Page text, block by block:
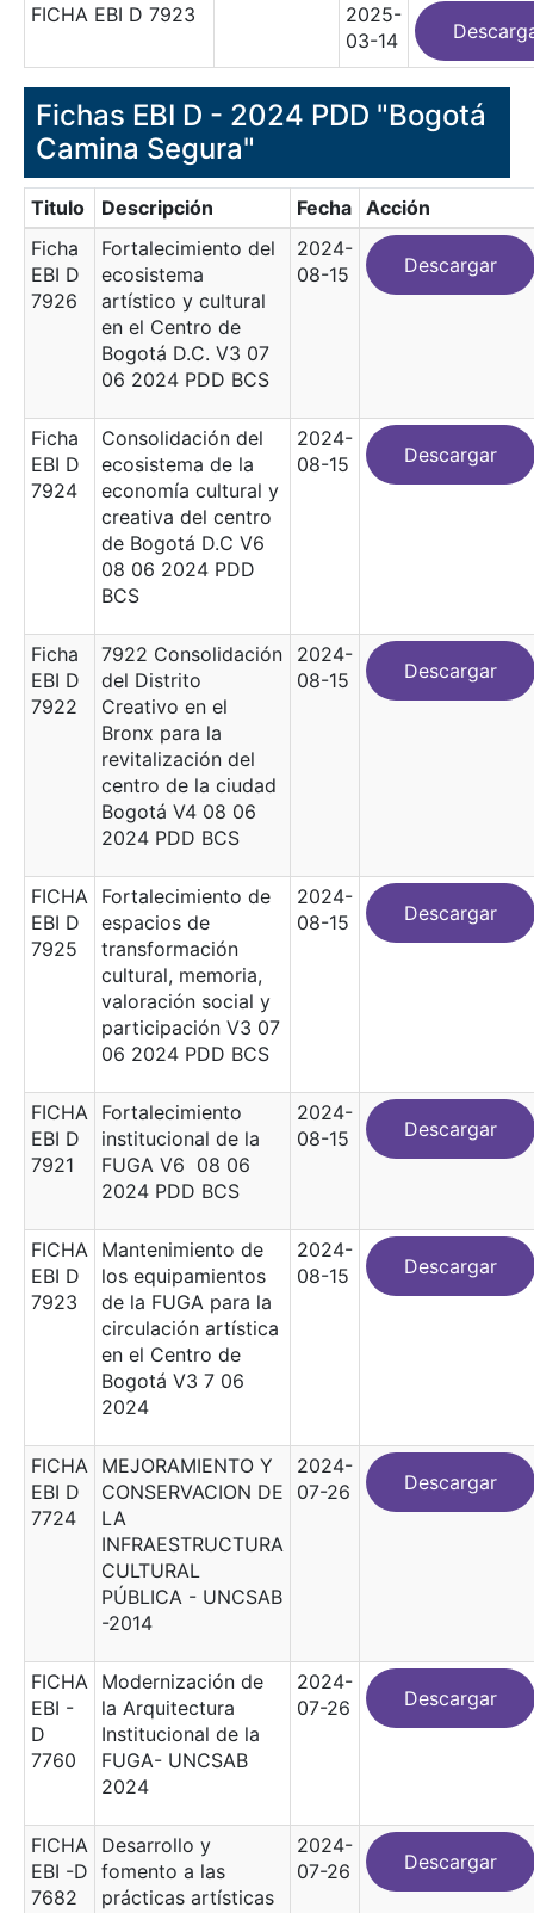
FICHA EBI D 7923
2025-
03-14
Fichas EBI D - 2024 PDD "Bogotá
Camina Segura"
Titulo Descripción Fecha Acción
Ficha
EBI D
7926
Fortalecimiento del
ecosistema
artístico y cultural
en el Centro de
Bogotá D.C. V3 07
06 2024 PDD BCS
2024-
08-15
Descargar
Ficha
EBI D
7924
Consolidación del
ecosistema de la
economía cultural y
creativa del centro
de Bogotá D.C V6
08 06 2024 PDD
BCS
2024-
08-15
Descargar
Ficha
EBI D
7922
7922 Consolidación
del Distrito
Creativo en el
Bronx para la
revitalización del
centro de la ciudad
Bogotá V4 08 06
2024 PDD BCS
2024-
08-15
Descargar
FICHA
EBI D
7925
Fortalecimiento de
espacios de
transformación
cultural, memoria,
valoración social y
participación V3 07
06 2024 PDD BCS
2024-
08-15
Descargar
FICHA
EBI D
7921
Fortalecimiento
institucional de la
FUGA V6 08 06
2024 PDD BCS
2024-
08-15
Descargar
FICHA
EBI D
7923
Mantenimiento de
los equipamientos
de la FUGA para la
circulación artística
en el Centro de
Bogotá V3 7 06
2024
2024-
08-15
Descargar
FICHA
EBI D
7724
MEJORAMIENTO Y
CONSERVACION DE
LA
INFRAESTRUCTURA
CULTURAL
PÚBLICA - UNCSAB
-2014
2024-
07-26
Descargar
FICHA
EBI -
D
7760
Modernización de
la Arquitectura
Institucional de la
FUGA- UNCSAB
2024
2024-
07-26
Descargar
FICHA
EBI -D
7682
Desarrollo y
fomento a las
prácticas artísticas
2024-
07-26
Descargar